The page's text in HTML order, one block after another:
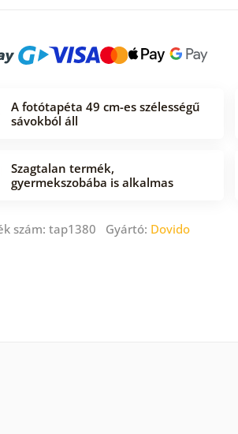
A fotótapéta 49 cm-es szélességű
sávokból áll
Szagtalan termék,
gyermekszobába is alkalmas
szám: tap1380 Gyártó: Dovido